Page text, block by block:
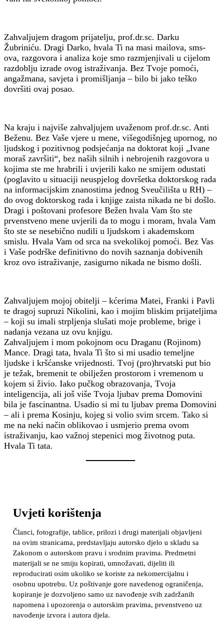
Zahvaljujem dragom prijatelju, prof.dr.sc. Darku
Žubriniću. Dragi Darko, hvala Ti na masi mailova, sms-
ova, razgovora i analiza koje smo razmjenjivali u cijelom
razdoblju izrade ovog istraživanja. Bez Tvoje pomoći,
angažmana, savjeta i promišljanja – bilo bi jako teško
dovršiti ovaj posao.
Na kraju i najviše zahvaljujem uvaženom prof.dr.sc. Anti
Beženu. Bez Vaše vjere u mene, višegodišnjeg upornog, no
ljudskog i pozitivnog podsjećanja na doktorat koji „Ivane
moraš završiti“, bez naših silnih i nebrojenih razgovora u
kojima ste me hrabrili i uvjerili kako ne smijem odustati
(poglavito u situaciji neuspjelog dovršetka doktorskog rada
na informacijskim znanostima jednog Sveučilišta u RH) –
do ovog doktorskog rada i knjige zaista nikada ne bi došlo.
Dragi i poštovani profesore Bežen hvala Vam što ste
prvenstveno mene uvjerili da to mogu i moram, hvala Vam
što ste se nesebično nudili u ljudskom i akademskom
smislu. Hvala Vam od srca na svekolikoj pomoći. Bez Vas
i Vaše podrške definitivno do novih saznanja dobivenih
kroz ovo istraživanje, zasigurno nikada ne bismo došli.
Zahvaljujem mojoj obitelji – kćerima Matei, Franki i Pavli
te dragoj supruzi Nikolini, kao i mojim bliskim prijateljima
– koji su imali strpljenja slušati moje probleme, brige i
nadanja vezana uz ovu knjigu.
Zahvaljujem i mom pokojnom ocu Draganu (Rojinom)
Mance. Dragi tata, hvala Ti što si mi usadio temeljne
ljudske i kršćanske vrijednosti. Tvoj (pro)hrvatski put bio
je težak, bremenit te obilježen prostorom i vremenom u
kojem si živio. Iako pučkog obrazovanja, Tvoja
inteligencija, ali još više Tvoja ljubav prema Domovini
bila je fascinantna. Usadio si mi tu ljubav prema Domovini
– ali i prema Kosinju, kojeg si volio svim srcem. Tako si
me na neki način oblikovao i usmjerio prema ovom
istraživanju, kao važnoj stepenici mog životnog puta.
Hvala Ti tata.
Uvjeti korištenja
Članci, fotografije, tablice, prilozi i drugi materijali objavljeni
na ovim stranicama, predstavljaju autorsko djelo u skladu sa
Zakonom o autorskom pravu i srodnim pravima. Predmetni
materijali se ne smiju kopirati, umnožavati, dijeliti ili
reproducirati osim ukoliko se koriste za nekomercijalnu i
osobnu upotrebu. Uz poštivanje gore navedenog ograničenja,
kopiranje je dozvoljeno samo uz navođenje svih zadržanih
napomena i upozorenja o autorskim pravima, prvenstveno uz
navođenje izvora i autora djela.